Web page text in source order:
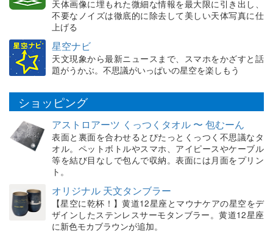
天体画像に埋もれた微細な情報を最大限に引き出し、
不要なノイズは徹底的に除去して美しい天体写真に仕
上げる
星空ナビ
天文現象から最新ニュースまで、スマホをかざすと話
題がうかぶ。不思議がいっぱいの星空を楽しもう
ショッピング
アストロアーツ くっつくタオル 〜 包むーん
表面と裏面を合わせるとぴたっとくっつく不思議なタ
オル。ペットボトルやスマホ、アイピースやケーブル
等を結び目なしで包んで収納。表面には月面をプリン
ト。
オリジナル 天文タンブラー
【星空に乾杯！】黄道12星座とマウナケアの星空をデ
ザインしたステンレスサーモタンブラー。黄道12星座
に新色モカブラウンが追加。